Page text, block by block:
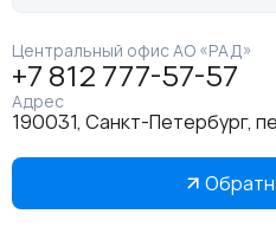
Центральный офис АО «РАД»
+7 812 777-57-57
Адрес
190031, Санкт-Петербург,